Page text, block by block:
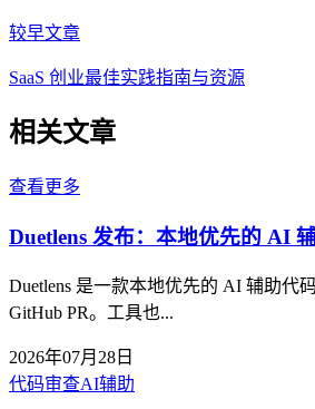
较早文章
SaaS 创业最佳实践指南与资源
相关文章
查看更多
Duetlens 发布：本地优先的 AI
Duetlens 是一款本地优先的 AI 辅助代
GitHub PR。工具也...
2026年07月28日
代码审查AI辅助